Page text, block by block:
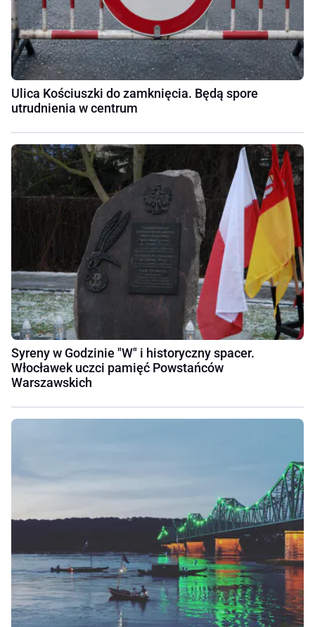
Ulica Kościuszki do zamknięcia. Będą spore
utrudnienia w centrum
Syreny w Godzinie "W" i historyczny spacer.
Włocławek uczci pamięć Powstańców
Warszawskich